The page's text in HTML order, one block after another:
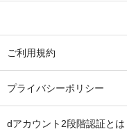
ご利用規約
プライバシーポリシー
dアカウント2段階認証とは